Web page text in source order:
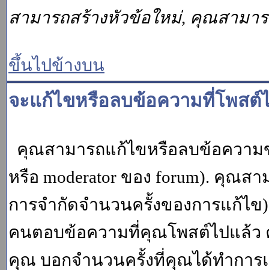
สามารถสร้างหัวข้อใหม่, คุณสามา
ขึ้นไปข้างบน
จะแก้ไขหรือลบข้อความที่โพสต์
คุณสามารถแก้ไขหรือลบข้อความ
หรือ moderator ของ forum). คุณส
การจำกัดจำนวนครั้งของการแก้ไ
คนตอบข้อความที่คุณโพสต์ไปแล้ว
คุณ บอกจำนวนครั้งที่คุณได้ทำการ